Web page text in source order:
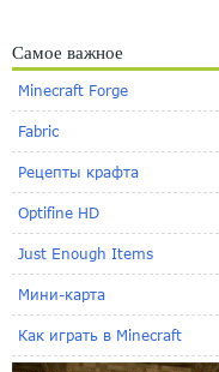
Самое важное
Minecraft Forge
Fabric
Рецепты крафта
Optifine HD
Just Enough Items
Мини-карта
Как играть в Minecraft